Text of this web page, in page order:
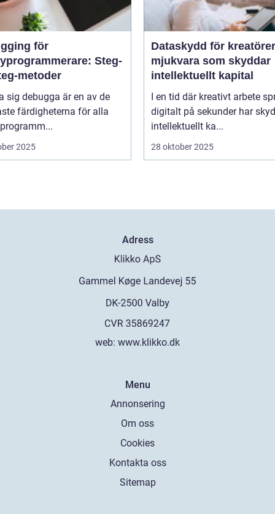
för
Steg-
metoder
sig debugga är en av de
färdigheterna för alla
2025
Dataskydd för
mjukvara som skyddar
intellektuellt kapital
I en tid där kreativt arbete
digitalt på sekunder har
intellektuellt ka...
28 oktober 2025
Adress
web: www.klikko.dk
Menu
Annonsering
Om oss
Cookies
Kontakta oss
Sitemap